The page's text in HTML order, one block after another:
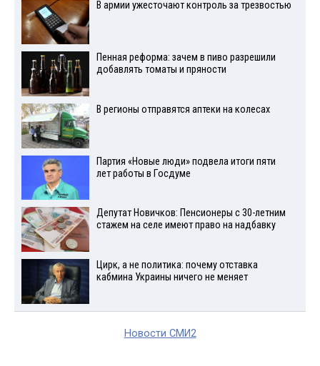
В армии ужесточают контроль за трезвостью
Пенная реформа: зачем в пиво разрешили
добавлять томаты и пряности
В регионы отправятся аптеки на колесах
Партия «Новые люди» подвела итоги пяти
лет работы в Госдуме
Депутат Новичков: Пенсионеры с 30-летним
стажем на селе имеют право на надбавку
Цирк, а не политика: почему отставка
кабмина Украины ничего не меняет
Новости СМИ2